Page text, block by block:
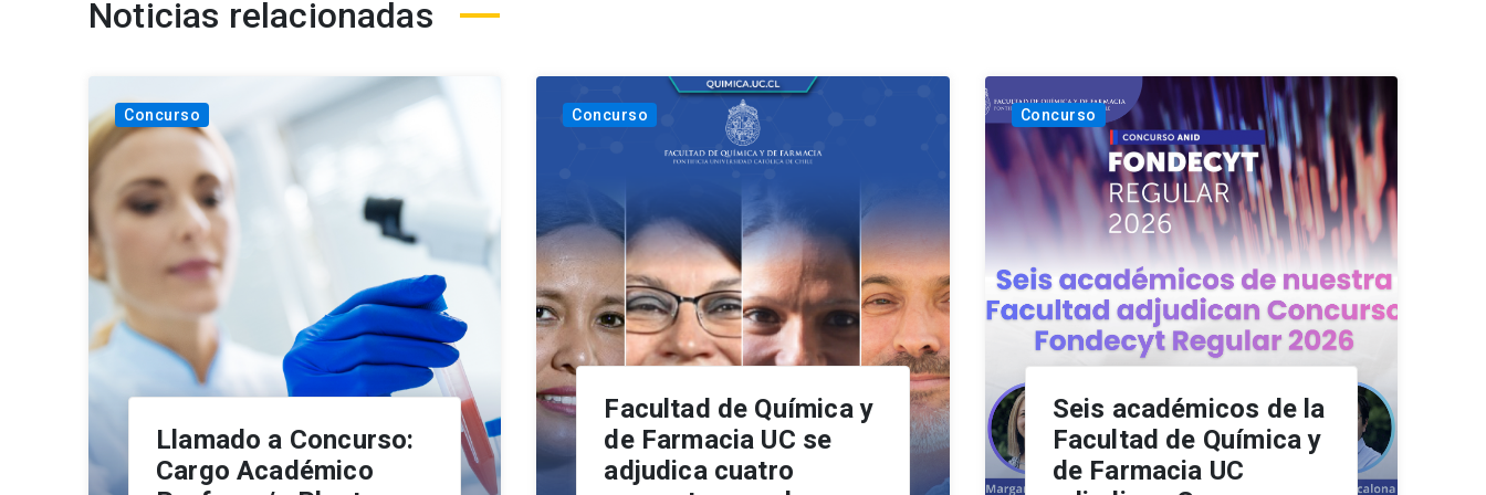
Noticias relacionadas
Concurso
Llamado a Concurso:
Cargo Académico
Concurso
Facultad de Química y
de Farmacia UC se
adjudica cuatro
Concurso
Seis académicos de la
Facultad de Química y
de Farmacia UC